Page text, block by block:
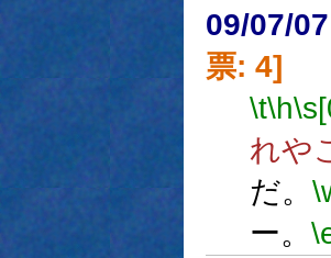
09/07/
票: 4]
\t\h
れや
だ。
ー。